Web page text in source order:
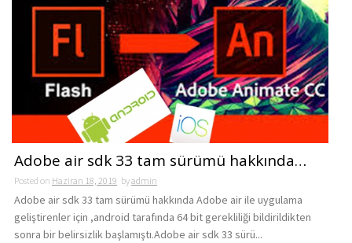
Adobe air sdk 33 tam sürümü hakkında…
Posted on Haziran 18, 2019 byadmin
Adobe air sdk 33 tam sürümü hakkında Adobe air ile uygulama
geliştirenler için ,android tarafında 64 bit gerekliliği bildirildikten
sonra bir belirsizlik başlamıştı.Adobe air sdk 33 sürü...